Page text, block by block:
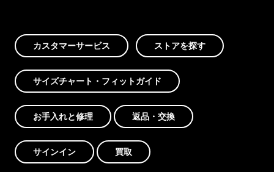
カスタマーサービス ストアを探す
サイズチャート・フィットガイド
お手入れと修理 返品・交換
サインイン 買取